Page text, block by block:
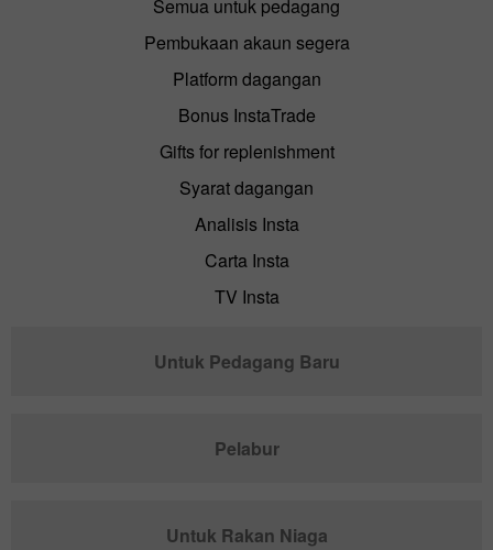
Semua untuk pedagang
Pembukaan akaun segera
Platform dagangan
Bonus InstaTrade
Gifts for replenishment
Syarat dagangan
Analisis Insta
Carta Insta
TV Insta
Untuk Pedagang Baru
Pelabur
Untuk Rakan Niaga